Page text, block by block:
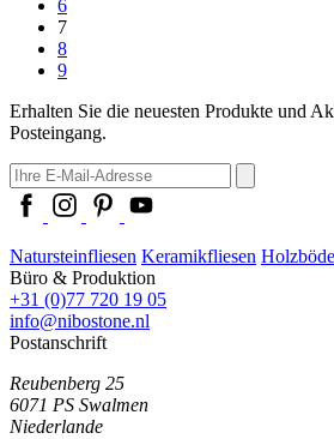
6
7
8
9
Erhalten Sie die neuesten Produkte und
Posteingang.
Natursteinfliesen Keramikfliesen
Büro & Produktion
+31 (0)77 720 19 05
info@nibostone.nl
Postanschrift
Reubenberg 25
6071 PS Swalmen
Niederlande